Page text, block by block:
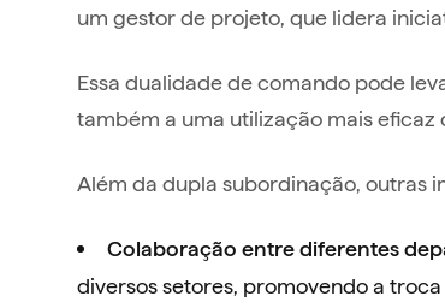
um gestor de projeto, que lidera
Essa dualidade de comando pode
também a uma utilização mais eficaz
Além da dupla subordinação, outras
Colaboração entre diferentes
diversos setores, promovendo a